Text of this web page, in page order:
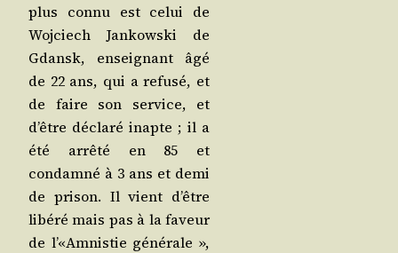
plus connu est celui de
Woj­ciech Jan­kows­ki de
Gdansk, ensei­gnant âgé
de 22 ans, qui a refu­sé, et
de faire son ser­vice, et
d’être décla­ré inapte ; il a
été arrê­té en 85 et
condam­né à 3 ans et demi
de pri­son. Il vient d’être
libé­ré mais pas à la faveur
de l’«Amnistie géné­rale »,